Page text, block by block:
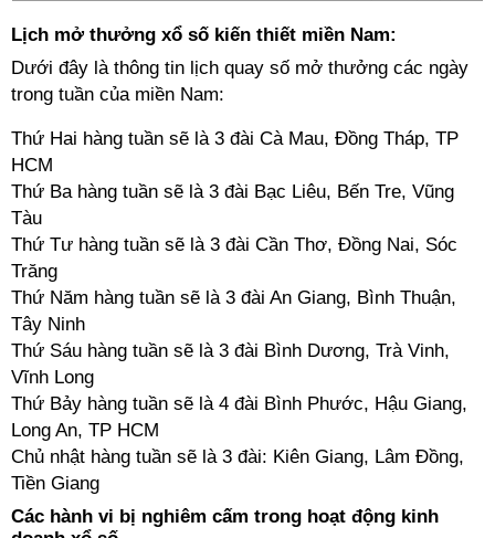
Lịch mở thưởng xổ số kiến thiết miền Nam:
Dưới đây là thông tin lịch quay số mở thưởng các ngày
trong tuần của miền Nam:
Thứ Hai hàng tuần sẽ là 3 đài Cà Mau, Đồng Tháp, TP
HCM
Thứ Ba hàng tuần sẽ là 3 đài Bạc Liêu, Bến Tre, Vũng
Tàu
Thứ Tư hàng tuần sẽ là 3 đài Cần Thơ, Đồng Nai, Sóc
Trăng
Thứ Năm hàng tuần sẽ là 3 đài An Giang, Bình Thuận,
Tây Ninh
Thứ Sáu hàng tuần sẽ là 3 đài Bình Dương, Trà Vinh,
Vĩnh Long
Thứ Bảy hàng tuần sẽ là 4 đài Bình Phước, Hậu Giang,
Long An, TP HCM
Chủ nhật hàng tuần sẽ là 3 đài: Kiên Giang, Lâm Đồng,
Tiền Giang
Các hành vi bị nghiêm cấm trong hoạt động kinh